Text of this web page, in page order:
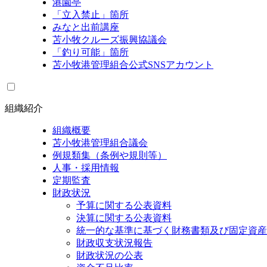
港園亭
「立入禁止」箇所
みなと出前講座
苫小牧クルーズ振興協議会
「釣り可能」箇所
苫小牧港管理組合公式SNSアカウント
組織紹介
組織概要
苫小牧港管理組合議会
例規類集（条例や規則等）
人事・採用情報
定期監査
財政状況
予算に関する公表資料
決算に関する公表資料
統一的な基準に基づく財務書類及び固定資
財政収支状況報告
財政状況の公表